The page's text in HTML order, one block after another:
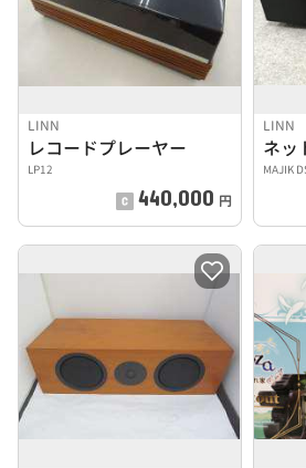
LINN
レコードプレーヤー
LP12
440,000 円
LINN
ネッ
MAJIK